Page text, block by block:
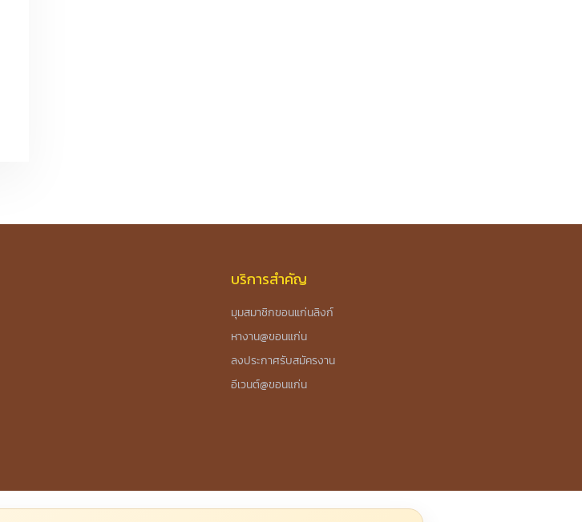
บริการสำคัญ
มุมสมาชิกขอนแก่นลิงก์
หางาน@ขอนแก่น
ลงประกาศรับสมัครงาน
อีเวนต์@ขอนแก่น